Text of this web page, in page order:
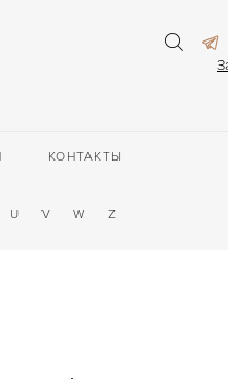
КОНТАКТЫ
U V W Z